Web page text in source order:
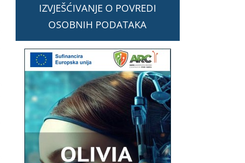
IZVJEŠĆIVANJE O POVREDI
OSOBNIH PODATAKA